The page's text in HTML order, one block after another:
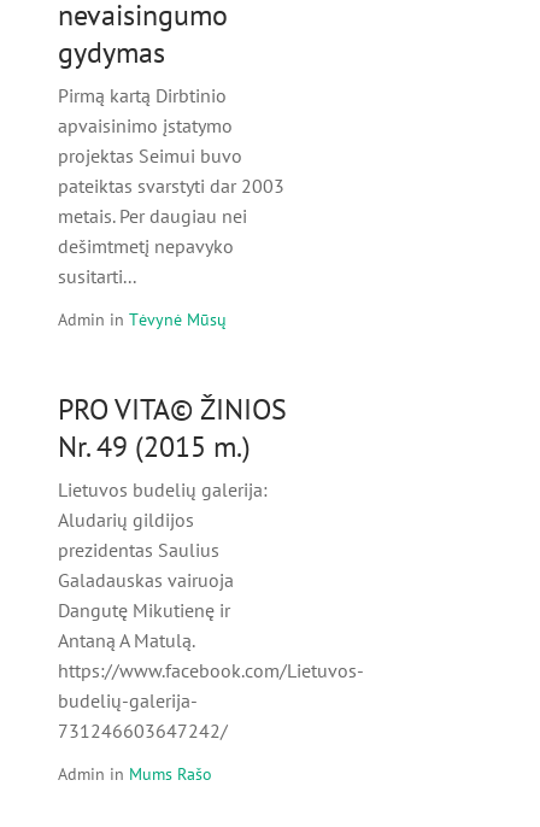
nevaisingumo
gydymas
Pirmą kartą Dirbtinio
apvaisinimo įstatymo
projektas Seimui buvo
pateiktas svarstyti dar 2003
metais. Per daugiau nei
dešimtmetį nepavyko
susitarti...
Admin in Tėvynė Mūsų
PRO VITA© ŽINIOS
Nr. 49 (2015 m.)
Lietuvos budelių galerija:
Aludarių gildijos
prezidentas Saulius
Galadauskas vairuoja
Dangutę Mikutienę ir
Antaną A Matulą.
https://www.facebook.com/Lietuvos-
budelių-galerija-
731246603647242/
Admin in Mums Rašo